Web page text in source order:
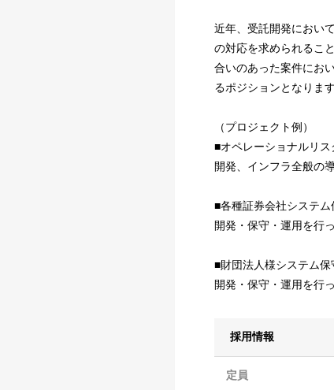
近年、受託開発におい
の対応を求められるこ
合いのあった案件にお
るポジションとなります
（プロジェクト例）
■オペレーショナルリス
開発、インフラ全般の
■各種証券会社システム
開発・保守・運用を行
■財団法人様システム保
開発・保守・運用を行
採用情報
定員